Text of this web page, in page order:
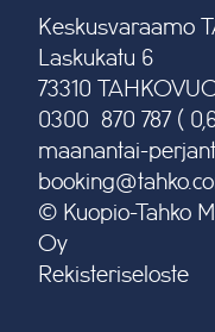
Keskusvaraamo
Laskukatu 6
73310
0300 870 787 (
maanantai-
© Kuopio-Tahko
Oy
Rekisteriseloste